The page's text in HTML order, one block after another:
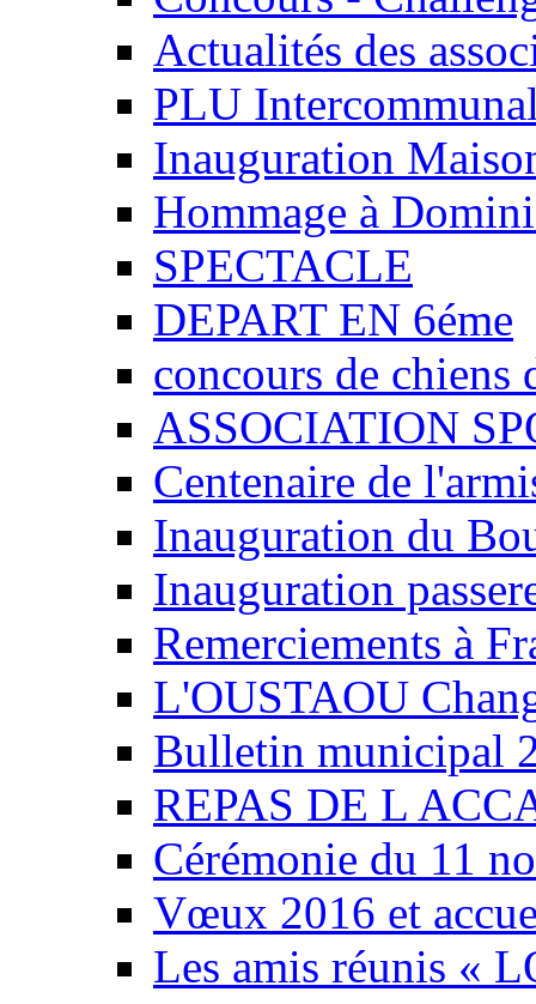
Actualités des
PLU
Inauguration
Hommage à
SPECTACLE
DEPART EN 6éme
concours de chiens
ASSOCIATION
Centenaire de
Inauguration du
Inauguration
Remerciements à
L'OUSTAOU
Bulletin municipal
REPAS DE L
Cérémonie du 11
Vœux 2016 et
Les amis réunis «